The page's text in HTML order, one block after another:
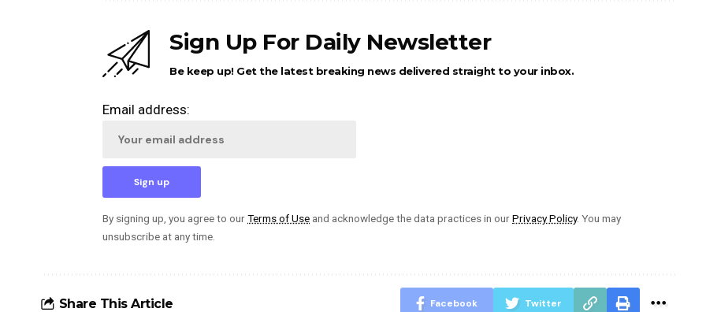
Sign Up For Daily Newsletter
Be keep up! Get the latest breaking news delivered straight to your inbox.
Email address:
By signing up, you agree to ourTerms of Use and acknowledge the data practices in ourPrivacy Policy. You may
unsubscribe at any time.
Share This Article Facebook Twitter